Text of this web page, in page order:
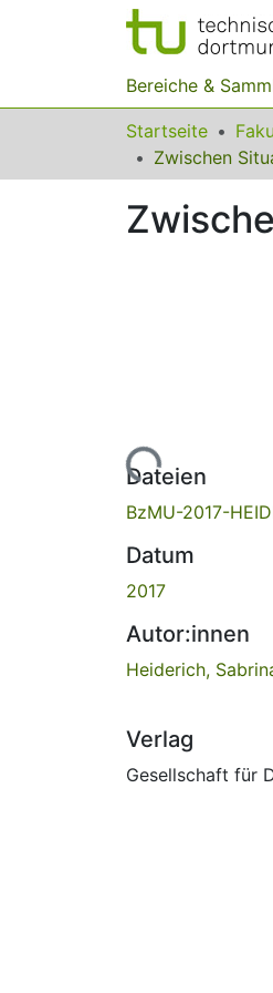
Bereiche &
Startseite
Lade...
Dateien
BzMU-2017-
Datum
2017
Autor:innen
Heiderich,
Verlag
Gesellschaft für